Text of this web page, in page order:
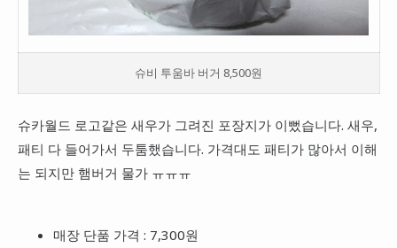
슈비 투움바 버거 8,500원
슈카월드 로고같은 새우가 그려진 포장지가 이뻤습니다. 새우,
패티 다 들어가서 두툼했습니다. 가격대도 패티가 많아서 이해
는 되지만 햄버거 물가 ㅠㅠㅠ
매장 단품 가격 : 7,300원